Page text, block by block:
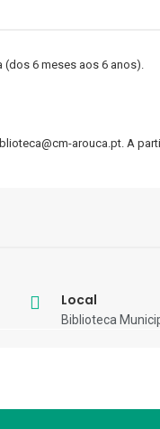
(dos 6 meses aos 6 anos).
arouca.pt. A
Local
Biblioteca